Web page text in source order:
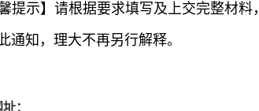
馨提示】请根据要求填写及上交完整材
通知，理大不再另行解释。
：